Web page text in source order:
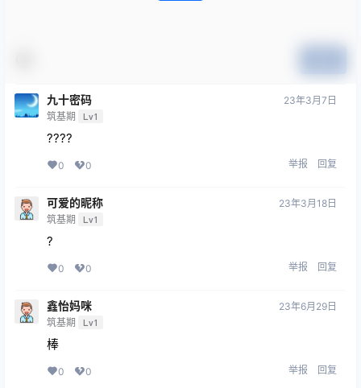
九十密码
筑基期 Lv1
23年3月7日
????
0 0 举报 回复
可爱的昵称
筑基期 Lv1
23年3月18日
?
0 0 举报 回复
鑫怡妈咪
筑基期 Lv1
23年6月29日
棒
0 0 举报 回复